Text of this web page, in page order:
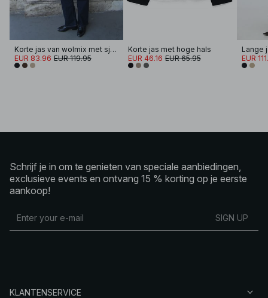
Korte jas van wolmix met sjaaldetail
EUR 83.96 EUR 119.95
Korte jas met hoge hals
EUR 46.16 EUR 65.95
Lange
EUR
Schrijf je in om te genieten van speciale aanbiedingen,
exclusieve events en ontvang 15 % korting op je eerste
aankoop!
SIGN UP
KLANTENSERVICE